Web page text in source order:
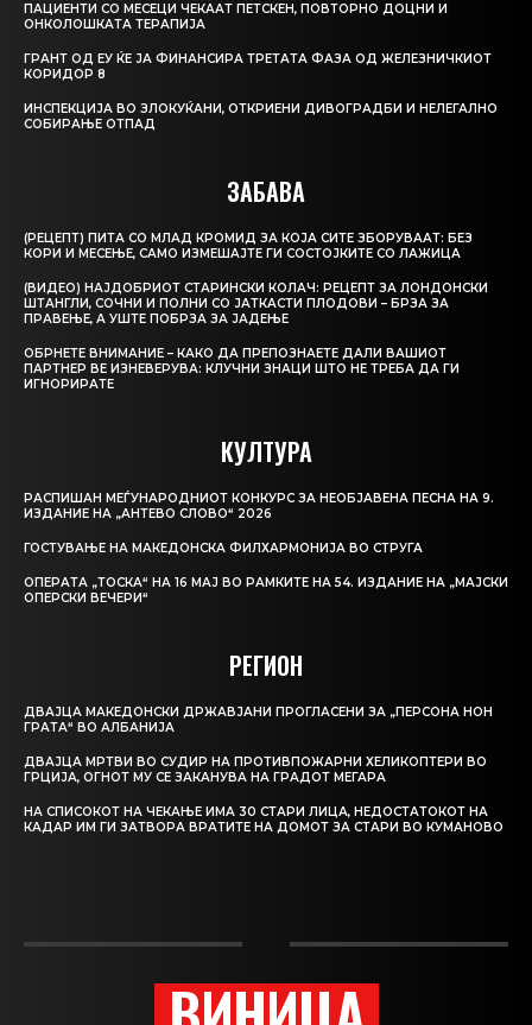
ПАЦИЕНТИ СО МЕСЕЦИ ЧЕКААТ ПЕТСКЕН, ПОВТОРНО ДОЦНИ И
ОНКОЛОШКАТА ТЕРАПИЈА
ГРАНТ ОД ЕУ ЌЕ ЈА ФИНАНСИРА ТРЕТАТА ФАЗА ОД ЖЕЛЕЗНИЧКИОТ
КОРИДОР 8
ИНСПЕКЦИЈА ВО ЗЛОКУЌАНИ, ОТКРИЕНИ ДИВОГРАДБИ И НЕЛЕГАЛНО
СОБИРАЊЕ ОТПАД
ЗАБАВА
(РЕЦЕПТ) ПИТА СО МЛАД КРОМИД ЗА КОЈА СИТЕ ЗБОРУВААТ: БЕЗ
КОРИ И МЕСЕЊЕ, САМО ИЗМЕШАЈТЕ ГИ СОСТОЈКИТЕ СО ЛАЖИЦА
(ВИДЕО) НАЈДОБРИОТ СТАРИНСКИ КОЛАЧ: РЕЦЕПТ ЗА ЛОНДОНСКИ
ШТАНГЛИ, СОЧНИ И ПОЛНИ СО ЈАТКАСТИ ПЛОДОВИ – БРЗА ЗА
ПРАВЕЊЕ, А УШТЕ ПОБРЗА ЗА ЈАДЕЊЕ
ОБРНЕТЕ ВНИМАНИЕ – КАКО ДА ПРЕПОЗНАЕТЕ ДАЛИ ВАШИОТ
ПАРТНЕР ВЕ ИЗНЕВЕРУВА: КЛУЧНИ ЗНАЦИ ШТО НЕ ТРЕБА ДА ГИ
ИГНОРИРАТЕ
КУЛТУРА
РАСПИШАН МЕЃУНАРОДНИОТ КОНКУРС ЗА НЕОБЈАВЕНА ПЕСНА НА 9.
ИЗДАНИЕ НА „АНТЕВО СЛОВО“ 2026
ГОСТУВАЊЕ НА МАКЕДОНСКА ФИЛХАРМОНИЈА ВО СТРУГА
ОПЕРАТА „ТОСКА“ НА 16 МАЈ ВО РАМКИТЕ НА 54. ИЗДАНИЕ НА „МАЈСКИ
ОПЕРСКИ ВЕЧЕРИ“
РЕГИОН
ДВАЈЦА МАКЕДОНСКИ ДРЖАВЈАНИ ПРОГЛАСЕНИ ЗА „ПЕРСОНА НОН
ГРАТА“ ВО АЛБАНИЈА
ДВАЈЦА МРТВИ ВО СУДИР НА ПРОТИВПОЖАРНИ ХЕЛИКОПТЕРИ ВО
ГРЦИЈА, ОГНОТ МУ СЕ ЗАКАНУВА НА ГРАДОТ МЕГАРА
НА СПИСОКОТ НА ЧЕКАЊЕ ИМА 30 СТАРИ ЛИЦА, НЕДОСТАТОКОТ НА
КАДАР ИМ ГИ ЗАТВОРА ВРАТИТЕ НА ДОМОТ ЗА СТАРИ ВО КУМАНОВО